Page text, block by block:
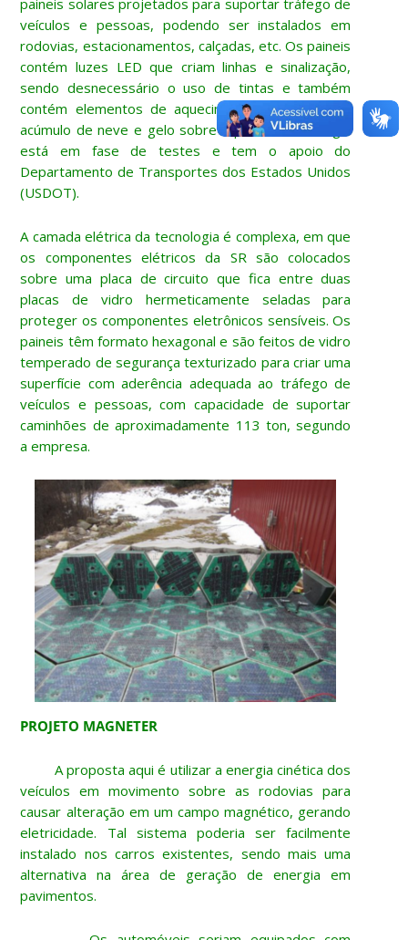
veículos e pessoas, podendo ser instalados em
rodovias, estacionamentos, calçadas, etc. Os paineis
contém luzes LED que criam linhas e sinalização,
sendo desnecessário o uso de tintas e também
contém elementos de aquecimento para evitar o
acúmulo de neve e gelo sobre a pista. A tecnologia
está em fase de testes e tem o apoio do
Departamento de Transportes dos Estados Unidos
(USDOT).
A camada elétrica da tecnologia é complexa, em que
os componentes elétricos da SR são colocados
sobre uma placa de circuito que fica entre duas
placas de vidro hermeticamente seladas para
proteger os componentes eletrônicos sensíveis. Os
paineis têm formato hexagonal e são feitos de vidro
temperado de segurança texturizado para criar uma
superfície com aderência adequada ao tráfego de
veículos e pessoas, com capacidade de suportar
caminhões de aproximadamente 113 ton, segundo
a empresa.
PROJETO MAGNETER
A proposta aqui é utilizar a energia cinética dos
veículos em movimento sobre as rodovias para
causar alteração em um campo magnético, gerando
eletricidade. Tal sistema poderia ser facilmente
instalado nos carros existentes, sendo mais uma
alternativa na área de geração de energia em
pavimentos.